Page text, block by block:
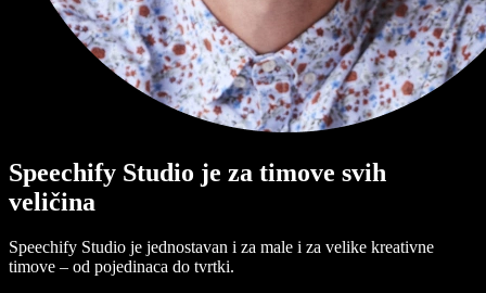
Speechify Studio je za timove svih
veličina
Speechify Studio je jednostavan i za male i za velike kreativne
timove – od pojedinaca do tvrtki.